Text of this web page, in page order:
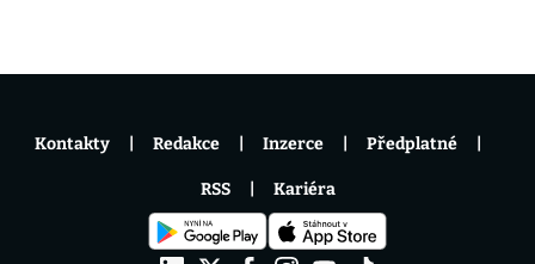
Kontakty Redakce Inzerce Předplatné
RSS Kariéra